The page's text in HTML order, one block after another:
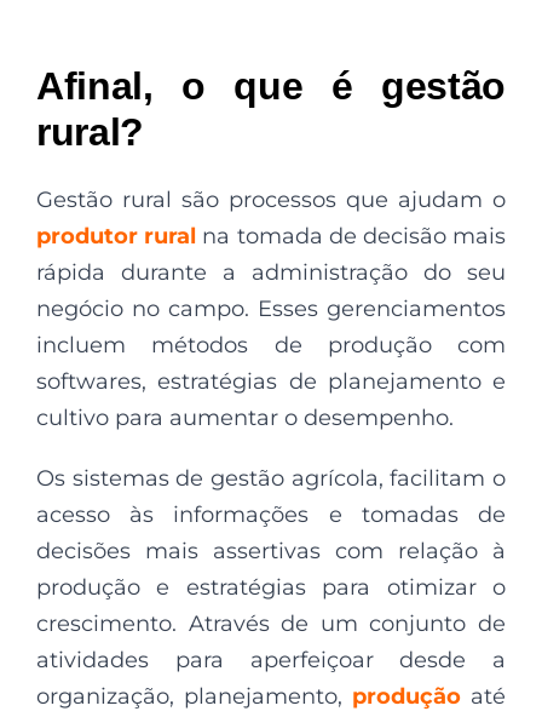
Afinal, o que é gestão
rural?
Gestão rural são processos que ajudam o
produtor rural na tomada de decisão mais
rápida durante a administração do seu
negócio no campo. Esses gerenciamentos
incluem métodos de produção com
softwares, estratégias de planejamento e
cultivo para aumentar o desempenho.
Os sistemas de gestão agrícola, facilitam o
acesso às informações e tomadas de
decisões mais assertivas com relação à
produção e estratégias para otimizar o
crescimento. Através de um conjunto de
atividades para aperfeiçoar desde a
organização, planejamento, produção até